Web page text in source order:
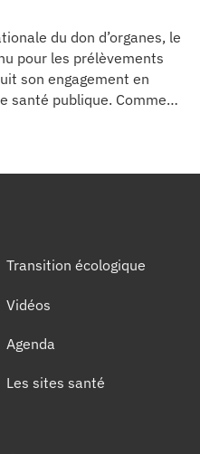
du don d’organes, le
pour les prélèvements
son engagement en
santé publique. Comme
Transition écologique
Vidéos
Agenda
Les sites santé